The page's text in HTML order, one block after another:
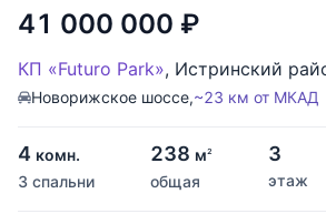
41 000 000 ₽
КП «Futuro Park», Истринский
Новорижское шоссе,~23 км от МКАД
4 комн.
3 спальни
238 м2
общая
3
этаж